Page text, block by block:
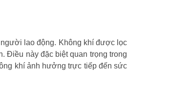
lao động. Không khí được lọc
Điều này đặc biệt quan trọng trong
khí ảnh hưởng trực tiếp đến sức